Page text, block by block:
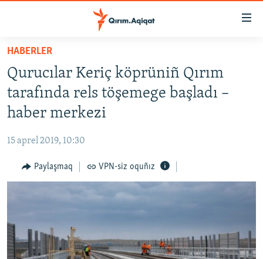
Esas
qaytmaq
Baş
navigatsiyağa
qaytmaq
Qıdıruvğa
qaytmaq
HABERLER
SİYASET
İQTİSADİYAT
MEDENİYET
İNSAN AQLARI
BLOGLAR
FİKİR
HABERLER
Qurucılar Keriç köprüniñ Qırım
tarafında rels töşemege başladı –
haber merkezi
15 aprel 2019, 10:30
Paylaşmaq VPN-siz oquñız